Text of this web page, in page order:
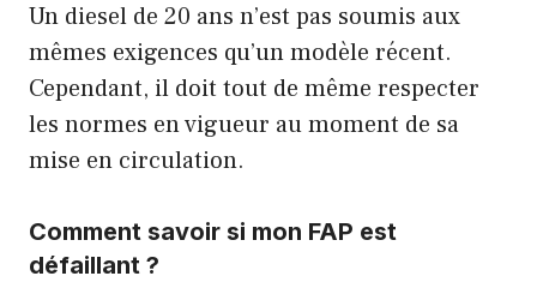
Un diesel de 20 ans n’est pas soumis aux
mêmes exigences qu’un modèle récent.
Cependant, il doit tout de même respecter
les normes en vigueur au moment de sa
mise en circulation.
Comment savoir si mon FAP est
défaillant ?